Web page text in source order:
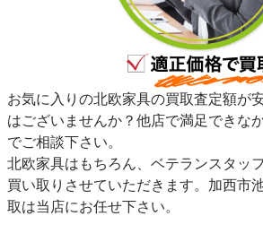
お気に入りの北欧家具の買取査定額が
はございませんか？他店で満足できな
でご相談下さい。
北欧家具はもちろん、ベテランスタッ
買い取りさせていただきます。加西市
取は当店にお任せ下さい。